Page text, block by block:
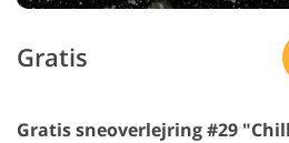
Gratis
Gratis sneoverlejring #29